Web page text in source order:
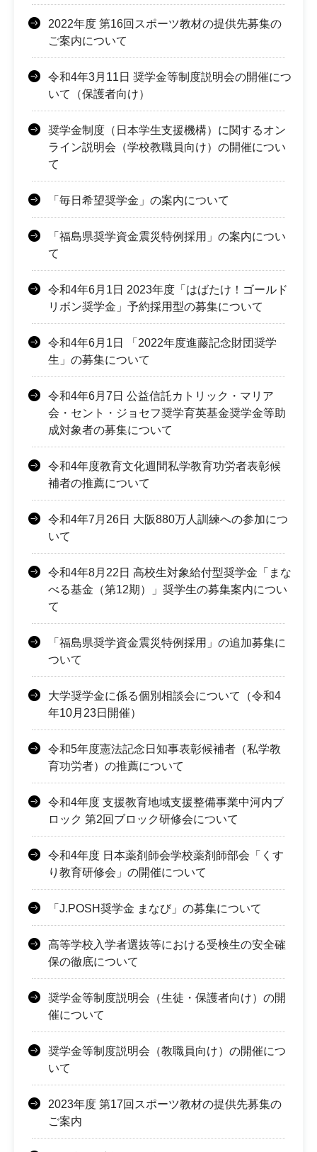
2022年度 第16回スポーツ教材の提供先募集の
ご案内について
令和4年3月11日 奨学金等制度説明会の開催につ
いて（保護者向け）
奨学金制度（日本学生支援機構）に関するオン
ライン説明会（学校教職員向け）の開催につい
て
「毎日希望奨学金」の案内について
「福島県奨学資金震災特例採用」の案内につい
て
令和4年6月1日 2023年度「はばたけ！ゴールド
リボン奨学金」予約採用型の募集について
令和4年6月1日 「2022年度進藤記念財団奨学
生」の募集について
令和4年6月7日 公益信託カトリック・マリア
会・セント・ジョセフ奨学育英基金奨学金等助
成対象者の募集について
令和4年度教育文化週間私学教育功労者表彰候
補者の推薦について
令和4年7月26日 大阪880万人訓練への参加につ
いて
令和4年8月22日 高校生対象給付型奨学金「まな
べる基金（第12期）」奨学生の募集案内につい
て
「福島県奨学資金震災特例採用」の追加募集に
ついて
大学奨学金に係る個別相談会について（令和4
年10月23日開催）
令和5年度憲法記念日知事表彰候補者（私学教
育功労者）の推薦について
令和4年度 支援教育地域支援整備事業中河内ブ
ロック 第2回ブロック研修会について
令和4年度 日本薬剤師会学校薬剤師部会「くす
り教育研修会」の開催について
「J.POSH奨学金 まなび」の募集について
高等学校入学者選抜等における受検生の安全確
保の徹底について
奨学金等制度説明会（生徒・保護者向け）の開
催について
奨学金等制度説明会（教職員向け）の開催につ
いて
2023年度 第17回スポーツ教材の提供先募集の
ご案内